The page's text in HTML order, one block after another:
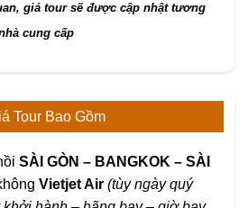
giá tour sẽ được cập nhật tương
cung cấp
Tour Bao Gồm
SÀI GÒN – BANGKOK – SÀI
Vietjet Air (tùy ngày quý